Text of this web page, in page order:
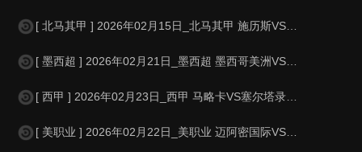
[ 北马其甲 ] 2026年02月15日_北马其甲 施历斯VS斯特鲁加录像_高
[ 墨西超 ] 2026年02月21日_墨西超 墨西哥美洲VS普埃布拉录像_
[ 西甲 ] 2026年02月23日_西甲 马略卡VS塞尔塔录像_高清录像
[ 美职业 ] 2026年02月22日_美职业 迈阿密国际VS洛杉矶FC录像